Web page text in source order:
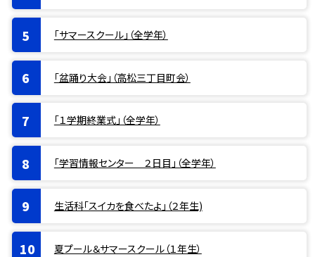
「サマースクール」（全学年）
「盆踊り大会」（高松三丁目町会）
「１学期終業式」（全学年）
「学習情報センター ２日目」（全学年）
生活科「スイカを食べたよ」（２年生)
夏プール＆サマースクール（１年生）